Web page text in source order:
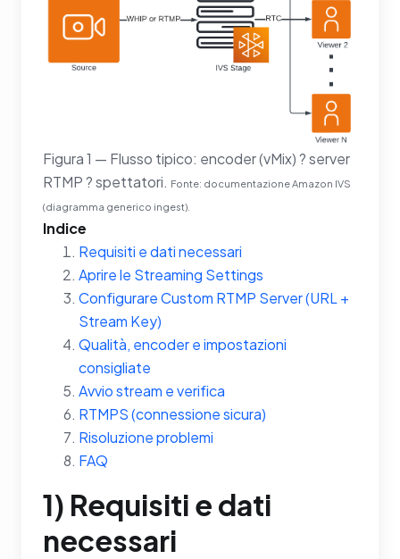
Figura 1 — Flusso tipico: encoder (vMix) ? server
RTMP ? spettatori. Fonte: documentazione Amazon IVS
(diagramma generico ingest).
Indice
Requisiti e dati necessari
Aprire le Streaming Settings
Configurare Custom RTMP Server (URL +
Stream Key)
Qualità, encoder e impostazioni
consigliate
Avvio stream e verifica
RTMPS (connessione sicura)
Risoluzione problemi
FAQ
1) Requisiti e dati
necessari